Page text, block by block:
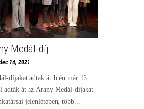
Medál-díj
dec 14, 2021
díjakat adtak át Idén már 13.
adták át az Arany Medál-díjakat
jelenlétében, több...